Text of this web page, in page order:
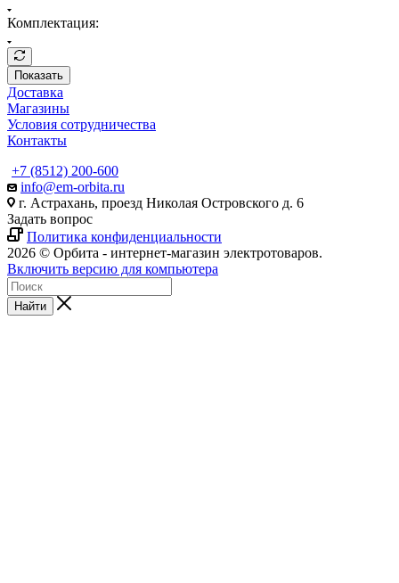
Комплектация:
Показать
Доставка
Магазины
Условия сотрудничества
Контакты
+7 (8512) 200-600
info@em-orbita.ru
г. Астрахань, проезд Николая Островского д. 6
Задать вопрос
Политика конфиденциальности
2026 © Орбита - интернет-магазин электротоваров.
Включить версию для компьютера
Найти